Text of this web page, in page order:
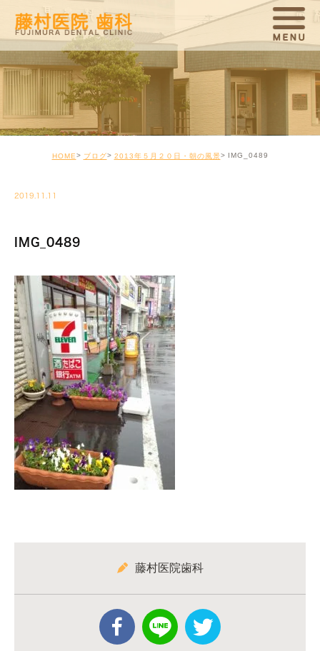
HOME ブログ 2013年５月２０日・朝の風景 IMG_0489
2019.11.11
IMG_0489
藤村医院歯科